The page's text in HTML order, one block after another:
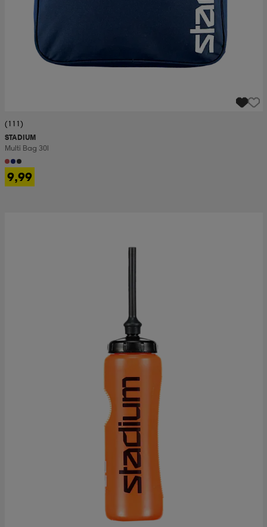
(111)
STADIUM
Multi Bag 30l
9,99